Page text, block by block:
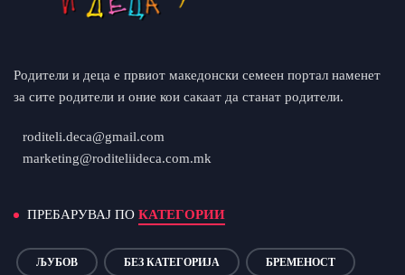
Родители и деца е првиот македонски семеен портал наменет
за сите родители и оние кои сакаат да станат родители.
roditeli.deca@gmail.com
marketing@roditeliideca.com.mk
ПРЕБАРУВАЈ ПО КАТЕГОРИИ
ЉУБОВ БЕЗ КАТЕГОРИЈА БРЕМЕНОСТ